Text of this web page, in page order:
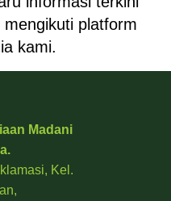
platform
kami.
Madani
Kel.